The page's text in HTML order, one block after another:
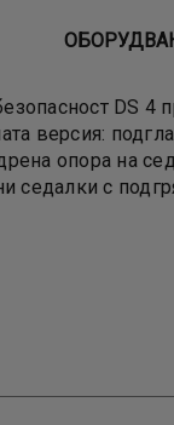
DS 4
версия:
опора на
седалки с